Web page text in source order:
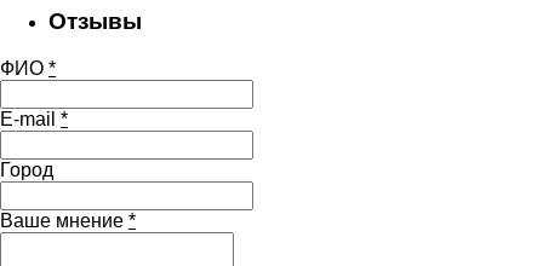
Отзывы
ФИО *
E-mail *
Город
Ваше мнение *